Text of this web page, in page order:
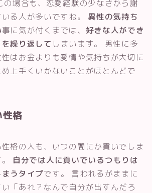
の場合も、恋愛経験の少なさから謝
る人が多いですね。 異性の気持ち
事に気が付くまでは、 好きな人ができ
繰り返して しまいます。 男性に多
はお金よりも愛情や気持ちが大切に
上手くいかないことがほとんどで
性格
格の人も、いつの間にか貢いでしま
自分では人に貢いでいるつもりは
うタイプです。 言われるがままに
「あれ？なんで自分が出すんだろ